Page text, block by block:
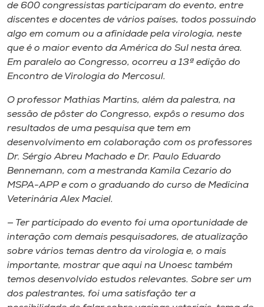
A+
A-
de 600 congressistas participaram do evento, entre
discentes e docentes de vários países, todos possuindo
algo em comum ou a afinidade pela virologia, neste
que é o maior evento da América do Sul nesta área.
Em paralelo ao Congresso, ocorreu a 13ª edição do
Encontro de Virologia do Mercosul.
O professor Mathias Martins, além da palestra, na
sessão de pôster do Congresso, expôs o resumo dos
resultados de uma pesquisa que tem em
desenvolvimento em colaboração com os professores
Dr. Sérgio Abreu Machado e Dr. Paulo Eduardo
Bennemann, com a mestranda Kamila Cezario do
MSPA-APP e com o graduando do curso de Medicina
Veterinária Alex Maciel.
— Ter participado do evento foi uma oportunidade de
interação com demais pesquisadores, de atualização
sobre vários temas dentro da virologia e, o mais
importante, mostrar que aqui na Unoesc também
temos desenvolvido estudos relevantes. Sobre ser um
dos palestrantes, foi uma satisfação ter a